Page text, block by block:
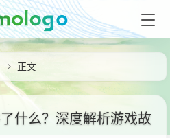
正文
什么？深度解析游戏故